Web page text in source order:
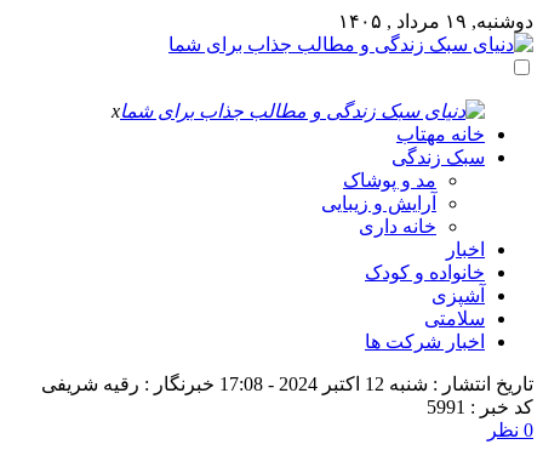
دوشنبه, ۱۹ مرداد , ۱۴۰۵
x
خانه مهتاب
سبک زندگی
مد و پوشاک
آرایش و زیبایی
خانه داری
اخبار
خانواده و کودک
آشپزی
سلامتی
اخبار شرکت ها
تاریخ انتشار : شنبه 12 اکتبر 2024 - 17:08
خبرنگار : رقیه شریفی
کد خبر : 5991
0 نظر